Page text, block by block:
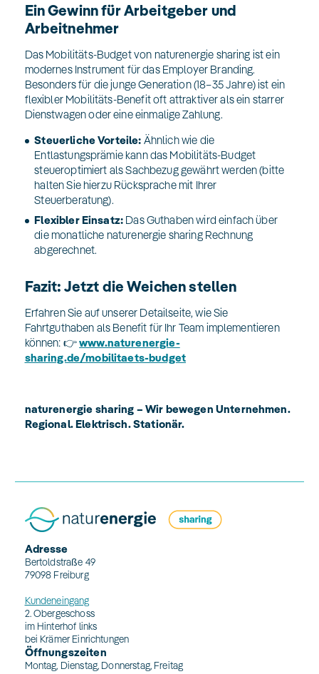
Ein Gewinn für Arbeitgeber und
Arbeitnehmer
Das Mobilitäts-Budget von naturenergie sharing ist ein
modernes Instrument für das Employer Branding.
Besonders für die junge Generation (18–35 Jahre) ist ein
flexibler Mobilitäts-Benefit oft attraktiver als ein starrer
Dienstwagen oder eine einmalige Zahlung.
Steuerliche Vorteile: Ähnlich wie die
Entlastungsprämie kann das Mobilitäts-Budget
steueroptimiert als Sachbezug gewährt werden (bitte
halten Sie hierzu Rücksprache mit Ihrer
Steuerberatung).
Flexibler Einsatz: Das Guthaben wird einfach über
die monatliche naturenergie sharing Rechnung
abgerechnet.
Fazit: Jetzt die Weichen stellen
Erfahren Sie auf unserer Detailseite, wie Sie
Fahrtguthaben als Benefit für Ihr Team implementieren
können: 👉www.naturenergie-
sharing.de/mobilitaets-budget
naturenergie sharing – Wir bewegen Unternehmen.
Regional. Elektrisch. Stationär.
Adresse
Bertoldstraße 49
79098 Freiburg
Kundeneingang
2. Obergeschoss
im Hinterhof links
bei Krämer Einrichtungen
Öffnungszeiten
Montag, Dienstag, Donnerstag, Freitag